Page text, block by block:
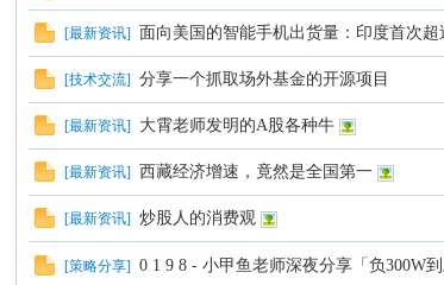
[最新资讯] 面向美国的智能手机出货量：印度首次超
[技术交流] 分享一个抓取场外基金的开源项目
[最新资讯] 大霄老师发明的A股各种牛
[最新资讯] 西藏经济增速，竟然是全国第一
[最新资讯] 炒股人的消费观
[策略分享] 0 1 9 8 - 小甲鱼老师深夜分享「负300W